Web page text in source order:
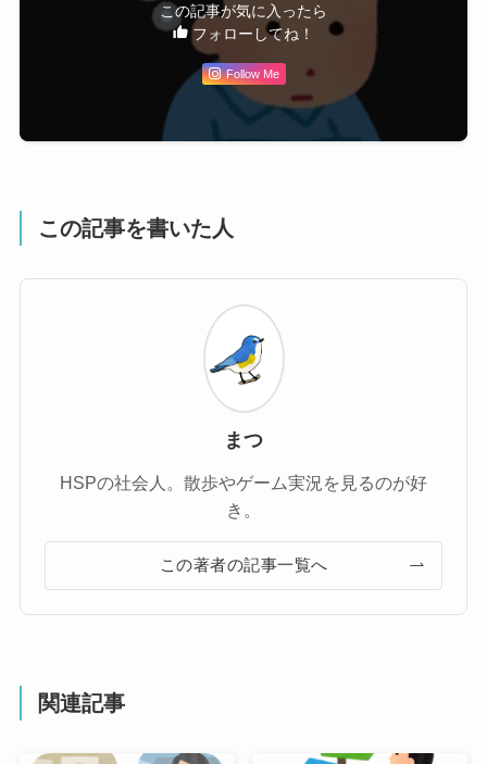
この記事が気に入ったら
フォローしてね！
Follow Me
この記事を書いた人
まつ
HSPの社会人。散歩やゲーム実況を見るのが好
き。
この著者の記事一覧へ
関連記事